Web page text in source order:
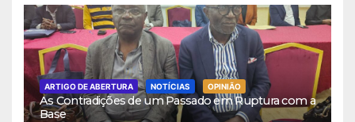
ARTIGO DE ABERTURA NOTÍCIAS OPINIÃO
As Contradições de um Passado em Ruptura com a
Base